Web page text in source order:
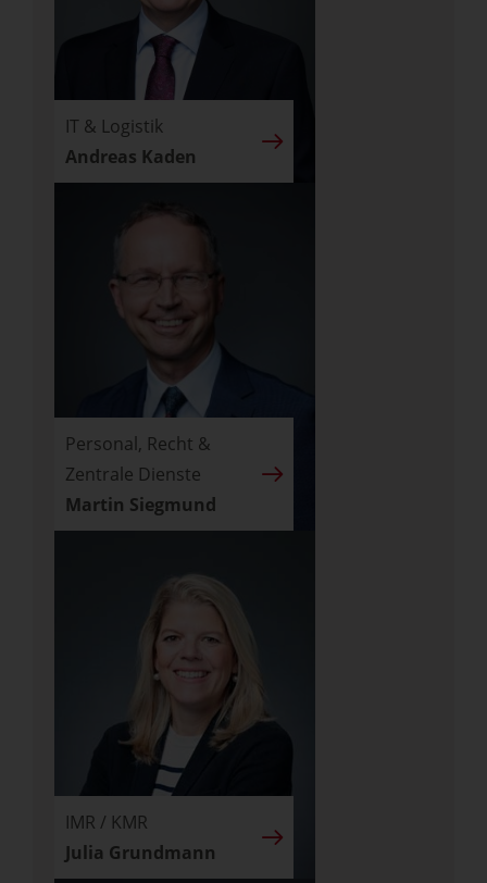
IT & Logistik
Andreas Kaden
Personal, Recht &
Zentrale Dienste
Martin Siegmund
IMR / KMR
Julia Grundmann